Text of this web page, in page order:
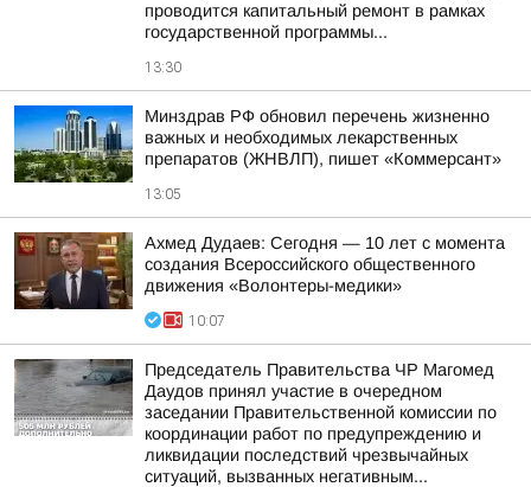
проводится капитальный ремонт в рамках
государственной программы...
13:30
Минздрав РФ обновил перечень жизненно
важных и необходимых лекарственных
препаратов (ЖНВЛП), пишет «Коммерсант»
13:05
Ахмед Дудаев: Сегодня — 10 лет с момента
создания Всероссийского общественного
движения «Волонтеры-медики»
10:07
Председатель Правительства ЧР Магомед
Даудов принял участие в очередном
заседании Правительственной комиссии по
координации работ по предупреждению и
ликвидации последствий чрезвычайных
ситуаций, вызванных негативным...